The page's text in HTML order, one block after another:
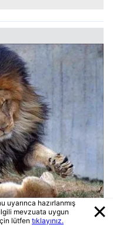
uyarınca hazırlanmış
mevzuata uygun
lütfen tıklayınız.